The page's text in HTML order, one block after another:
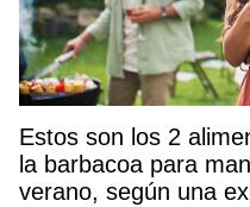
Estos son los 2
la barbacoa para
verano, según una